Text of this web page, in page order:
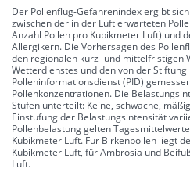
Der Pollenflug-Gefahrenindex ergibt
zwischen der in der Luft erwarteten
Anzahl Pollen pro Kubikmeter Luft) und
Allergikern. Die Vorhersagen des
den regionalen kurz- und mittelfristigen
Wetterdienstes und den von der
Polleninformationsdienst (PID)
Pollenkonzentrationen. Die
Stufen unterteilt: Keine, schwache,
Einstufung der Belastungsintensität
Pollenbelastung gelten
Kubikmeter Luft. Für Birkenpollen liegt
Kubikmeter Luft, für Ambrosia und
Luft.